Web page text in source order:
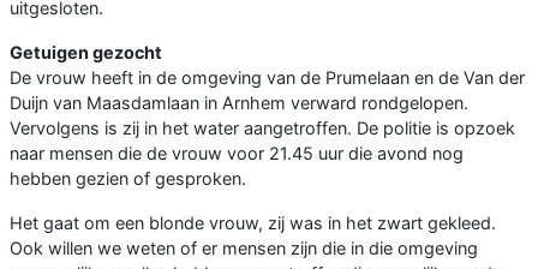
uitgesloten.
Getuigen gezocht
De vrouw heeft in de omgeving van de Prumelaan en de Van der
Duijn van Maasdamlaan in Arnhem verward rondgelopen.
Vervolgens is zij in het water aangetroffen. De politie is opzoek
naar mensen die de vrouw voor 21.45 uur die avond nog
hebben gezien of gesproken.
Het gaat om een blonde vrouw, zij was in het zwart gekleed.
Ook willen we weten of er mensen zijn die in die omgeving